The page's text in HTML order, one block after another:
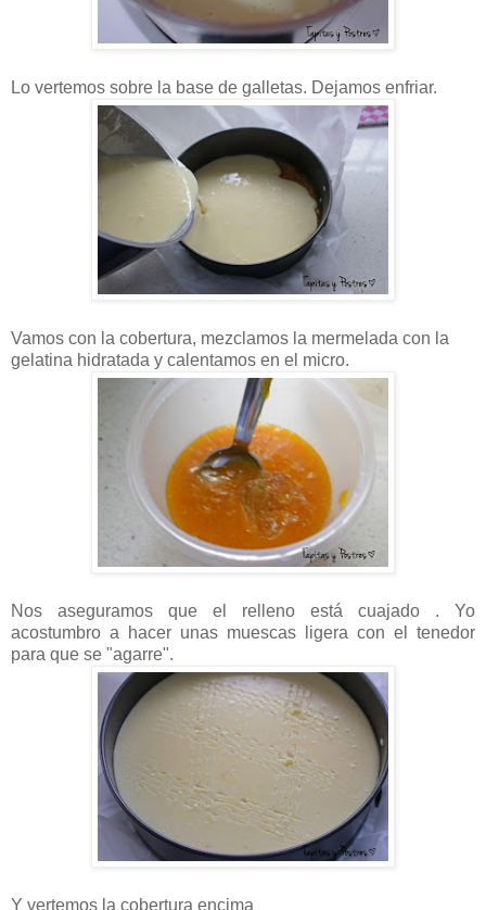
Lo vertemos sobre la base de galletas. Dejamos enfriar.
Vamos con la cobertura, mezclamos la mermelada con la
gelatina hidratada y calentamos en el micro.
Nos aseguramos que el relleno está cuajado . Yo
acostumbro a hacer unas muescas ligera con el tenedor
para que se "agarre".
Y vertemos la cobertura encima